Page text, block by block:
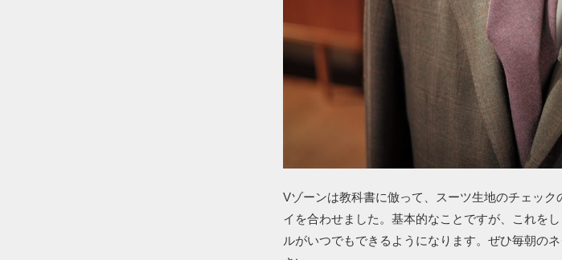
Vゾーンは教科書に倣って、スーツ生地のチェッ
イを合わせました。基本的なことですが、これを
ルがいつでもできるようになります。ぜひ毎朝の